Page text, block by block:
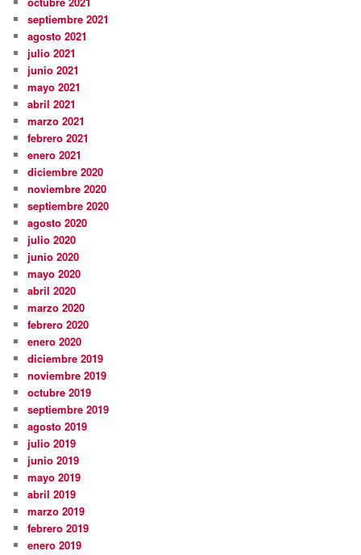
septiembre 2021
agosto 2021
julio 2021
junio 2021
mayo 2021
abril 2021
marzo 2021
febrero 2021
enero 2021
diciembre 2020
noviembre 2020
septiembre 2020
agosto 2020
julio 2020
junio 2020
mayo 2020
abril 2020
marzo 2020
febrero 2020
enero 2020
diciembre 2019
noviembre 2019
octubre 2019
septiembre 2019
agosto 2019
julio 2019
junio 2019
mayo 2019
abril 2019
marzo 2019
febrero 2019
enero 2019